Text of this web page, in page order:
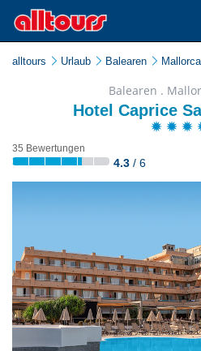
alltours Urlaub Balearen Mallorca
Balearen .
Hotel Caprice
35 Bewertungen
4.3 / 6